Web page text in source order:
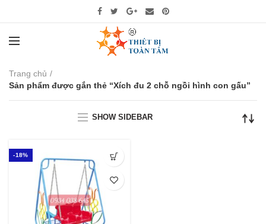
Trang chủ
Sản phẩm được gắn thẻ “Xích đu 2 chỗ ngồi hình con gấu”
SHOW SIDEBAR
-18%